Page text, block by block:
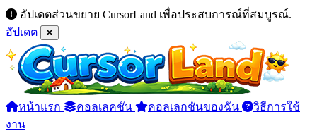
อัปเดตส่วนขยาย CursorLand เพื่อประสบการณ์ที่สมบูรณ์.
อัปเดต
หน้าแรก คอลเลคชัน คอลเลกชันของฉัน
วิธีการใช้
งาน